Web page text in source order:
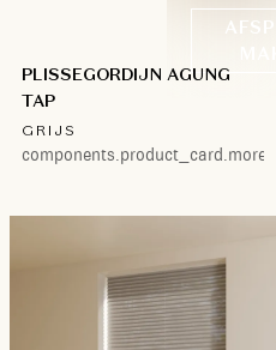
PLISSEGORDIJN AGUNG
TAP
GRIJS